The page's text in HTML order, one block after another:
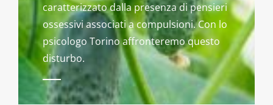
caratterizzato dalla presenza di pensieri
ossessivi associati a compulsioni. Con lo
psicologo Torino affronteremo questo
disturbo.